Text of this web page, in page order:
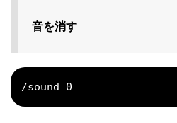
音を消す
/sound 0